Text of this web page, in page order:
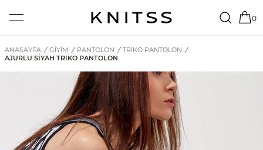
0
ANASAYFA / GİYİM / PANTOLON / TRIKO PANTOLON /
AJURLU SIYAH TRIKO PANTOLON